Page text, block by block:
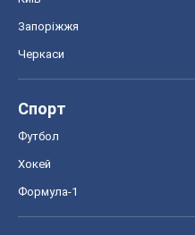
Запоріжжя
Черкаси
Спорт
Футбол
Хокей
Формула-1